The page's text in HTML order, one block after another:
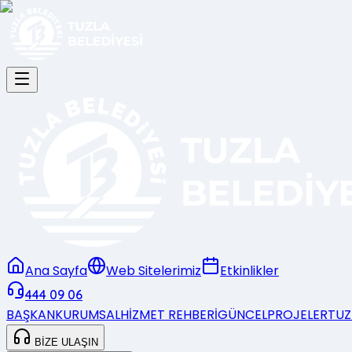
Ana Sayfa Web Sitelerimiz Etkinlikler
444 09 06
BAŞKANKURUMSALHİZMET REHBERİGÜNCELPROJELER
BİZE ULAŞIN